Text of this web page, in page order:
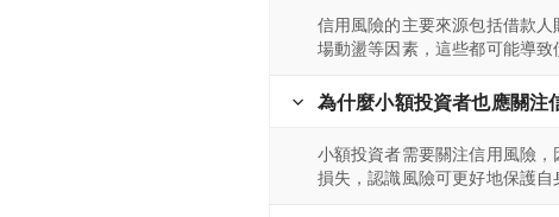
信用風險的主要來源包括借款
場動盪等因素，這些都可能導致
為什麼小額投資者也應關注
小額投資者需要關注信用風險
損失，認識風險可更好地保護自